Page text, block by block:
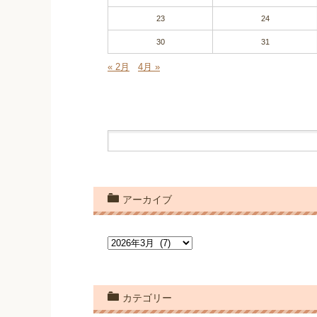
23 24
30 31
« 2月 4月 »
アーカイブ
ア
ー
ブ
カテゴリー